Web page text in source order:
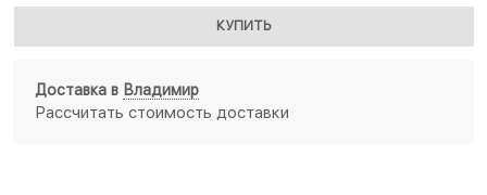
КУПИТЬ
Доставка в Владимир
Рассчитать стоимость доставки